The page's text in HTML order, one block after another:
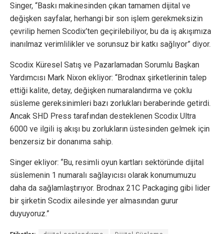
Singer, “Baskı makinesinden çıkan tamamen dijital ve
değişken sayfalar, herhangi bir son işlem gerekmeksizin
çevrilip hemen Scodix’ten geçirilebiliyor, bu da iş akışımıza
inanılmaz verimlilikler ve sorunsuz bir katkı sağlıyor” diyor.
Scodix Küresel Satış ve Pazarlamadan Sorumlu Başkan
Yardımcısı Mark Nixon ekliyor: “Brodnax şirketlerinin talep
ettiği kalite, detay, değişken numaralandırma ve çoklu
süsleme gereksinimleri bazı zorlukları beraberinde getirdi.
Ancak SHD Press tarafından desteklenen Scodix Ultra
6000 ve ilgili iş akışı bu zorlukların üstesinden gelmek için
benzersiz bir donanıma sahip.
Singer ekliyor: “Bu, resimli oyun kartları sektöründe dijital
süslemenin 1 numaralı sağlayıcısı olarak konumumuzu
daha da sağlamlaştırıyor. Brodnax 21C Packaging gibi lider
bir şirketin Scodix ailesinde yer almasından gurur
duyuyoruz.”